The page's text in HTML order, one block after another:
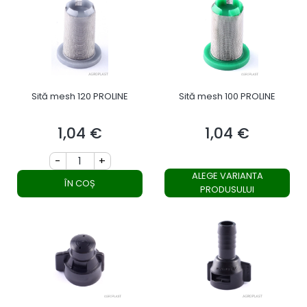
Sită mesh 120 PROLINE
Preț
1,04 €
- +
ÎN COȘ
Sită mesh 100 PROLINE
Preț
1,04 €
ALEGE VARIANTA
PRODUSULUI